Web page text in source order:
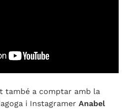
també a comptar amb la
i Instagramer Anabel